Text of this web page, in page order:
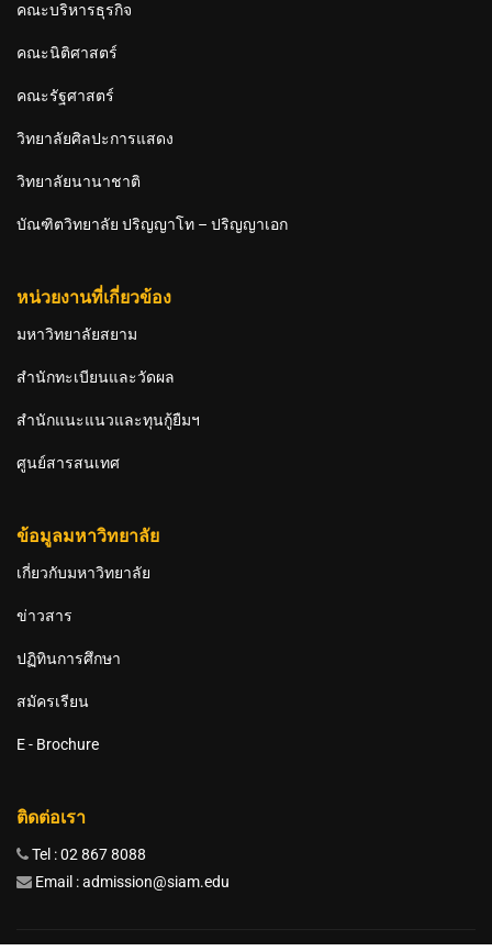
คณะบริหารธุรกิจ
คณะนิติศาสตร์
คณะรัฐศาสตร์
วิทยาลัยศิลปะการแสดง
วิทยาลัยนานาชาติ
บัณฑิตวิทยาลัย ปริญญาโท – ปริญญาเอก
หน่วยงานที่เกี่ยวข้อง
มหาวิทยาลัยสยาม
สำนักทะเบียนและวัดผล
สำนักแนะแนวและทุนกู้ยืมฯ
ศูนย์สารสนเทศ
ข้อมูลมหาวิทยาลัย
เกี่ยวกับมหาวิทยาลัย
ข่าวสาร
ปฏิทินการศึกษา
สมัครเรียน
E - Brochure
ติดต่อเรา
Tel : 02 867 8088
Email : admission@siam.edu